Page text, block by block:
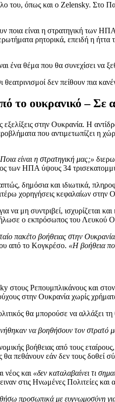
του, όπως και ο Zelensky.
ποια είναι η στρατηγική των
ρητορικά, επειδή η
ένα θέμα που θα συνεχίσει να
το ουκρανικό – Σε
εξελίξεις στην Ουκρανία. Η
που αντιμετωπίζει η
είναι η στρατηγική μας;»
των ΗΠΑ ύψους 34
δημόσια και ιδιωτικά,
χορηγήσεις κεφαλαίων
να μη συντριβεί, ισχυρίζεται
ο εκπρόσωπος του Λευκού
πακέτο βοήθειας στην
από το Κογκρέσο. «Η βοήθεια
στους Ρεπουμπλικάνους και
στην Ουκρανία χωρίς
θα μπορούσε να αλλάξει
να βοηθήσουν τον στρατό
βοήθειας από τους
πεθάνουν εάν δεν τους δοθεί
νέος και «δεν καταλαβαίνει τι
στις Ηνωμένες Πολιτείες
προσωπικά με ευγνωμοσύνη